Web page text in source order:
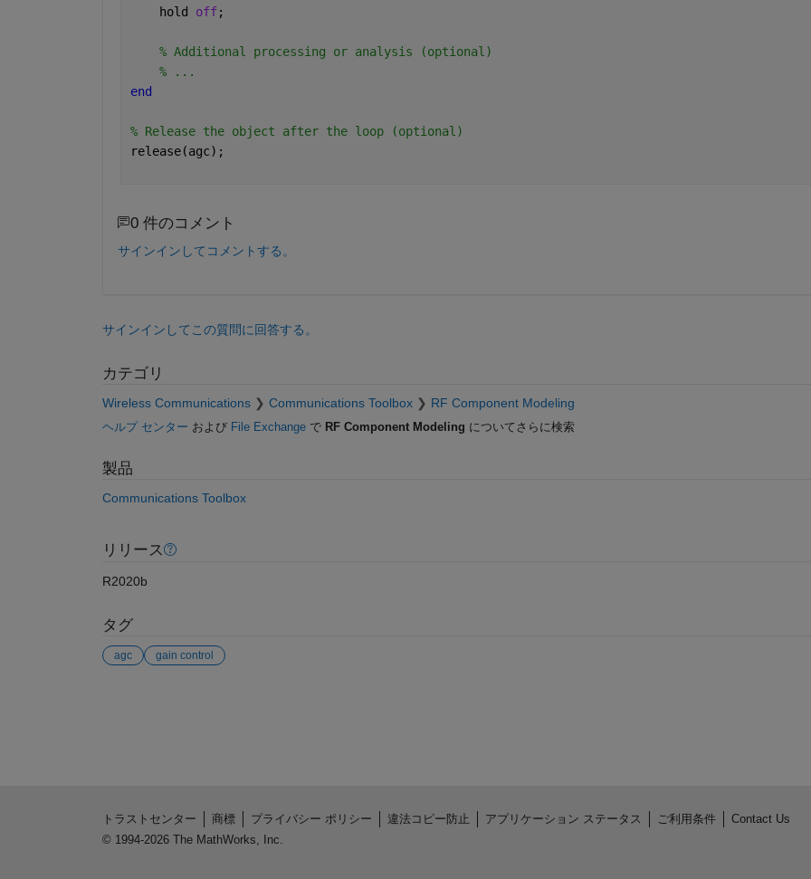
    hold
off;
% Additional processing or analysis (optional)
% ...
end
% Release the object after the loop (optional)
release(agc);
0 件のコメント
サインインしてコメントする。
サインインしてこの質問に回答する。
カテゴリ
Wireless Communications Communications Toolbox RF Component Modeling
ヘルプ センター および File Exchangeで RF Component Modeling についてさらに検索
製品
Communications Toolbox
リリース
R2020b
タグ
agc gain control
トラストセンター 商標 プライバシー ポリシー 違法コピー防止 アプリケーション ステータス ご利用条件
Contact Us
© 1994-2026 The MathWorks, Inc.